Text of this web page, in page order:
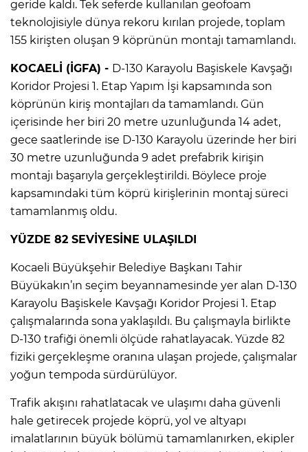
geride kaldı. Tek seferde kullanılan geofoam
teknolojisiyle dünya rekoru kırılan projede, toplam
155 kirişten oluşan 9 köprünün montajı tamamlandı.
KOCAELİ (İGFA) - D-130 Karayolu Başiskele Kavşağı
Koridor Projesi 1. Etap Yapım İşi kapsamında son
köprünün kiriş montajları da tamamlandı. Gün
içerisinde her biri 20 metre uzunluğunda 14 adet,
gece saatlerinde ise D-130 Karayolu üzerinde her biri
30 metre uzunluğunda 9 adet prefabrik kirişin
montajı başarıyla gerçekleştirildi. Böylece proje
kapsamındaki tüm köprü kirişlerinin montaj süreci
tamamlanmış oldu.
YÜZDE 82 SEVİYESİNE ULAŞILDI
Kocaeli Büyükşehir Belediye Başkanı Tahir
Büyükakın’ın seçim beyannamesinde yer alan D-130
Karayolu Başiskele Kavşağı Koridor Projesi 1. Etap
çalışmalarında sona yaklaşıldı. Bu çalışmayla birlikte
D-130 trafiği önemli ölçüde rahatlayacak. Yüzde 82
fiziki gerçekleşme oranına ulaşan projede, çalışmalar
yoğun tempoda sürdürülüyor.
Trafik akışını rahatlatacak ve ulaşımı daha güvenli
hale getirecek projede köprü, yol ve altyapı
imalatlarının büyük bölümü tamamlanırken, ekipler